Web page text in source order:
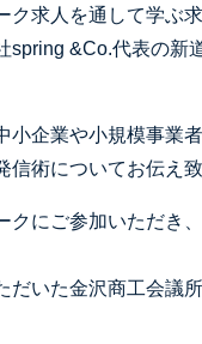
ク求人を通して学ぶ
spring &Co.代表の新
小企業や小規模事業
信術についてお伝え
クにご参加いただき
だいた金沢商工会議